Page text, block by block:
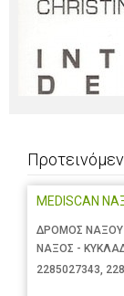
MEDISCAN
ΔΡΟΜΟΣ ΝΑΞΟΥ
ΝΑΞΟΣ -
2285027343